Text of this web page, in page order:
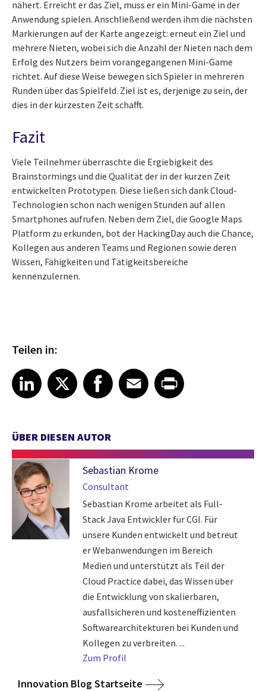
nähert. Erreicht er das Ziel, muss er ein Mini-Game in der
Anwendung spielen. Anschließend werden ihm die nächsten
Markierungen auf der Karte angezeigt: erneut ein Ziel und
mehrere Nieten, wobei sich die Anzahl der Nieten nach dem
Erfolg des Nutzers beim vorangegangenen Mini-Game
richtet. Auf diese Weise bewegen sich Spieler in mehreren
Runden über das Spielfeld. Ziel ist es, derjenige zu sein, der
dies in der kürzesten Zeit schafft.
Fazit
Viele Teilnehmer überraschte die Ergiebigkeit des
Brainstormings und die Qualität der in der kurzen Zeit
entwickelten Prototypen. Diese ließen sich dank Cloud-
Technologien schon nach wenigen Stunden auf allen
Smartphones aufrufen. Neben dem Ziel, die Google Maps
Platform zu erkunden, bot der HackingDay auch die Chance,
Kollegen aus anderen Teams und Regionen sowie deren
Wissen, Fähigkeiten und Tätigkeitsbereiche
kennenzulernen.
Teilen in:
Share article on LinkedIn
LinkedIn
Share article on XShare article on Facebook
Facebook
Share article on Email
EmailShare article on Print
ÜBER DIESEN AUTOR
Sebastian Krome
Consultant
Sebastian Krome arbeitet als Full-
Stack Java Entwickler für CGI. Für
unsere Kunden entwickelt und betreut
er Webanwendungen im Bereich
Medien und unterstützt als Teil der
Cloud Practice dabei, das Wissen über
die Entwicklung von skalierbaren,
ausfallsicheren und kosteneffizienten
Softwarearchitekturen bei Kunden und
Kollegen zu verbreiten. ...
Zum Profil
Innovation Blog Startseite